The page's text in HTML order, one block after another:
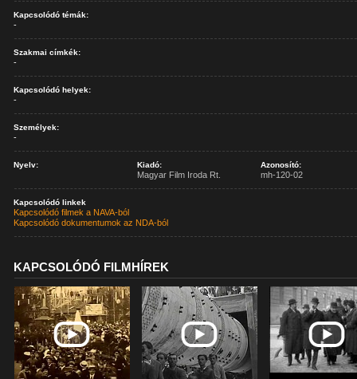
Kapcsolódó témák:
-
Szakmai címkék:
-
Kapcsolódó helyek:
-
Személyek:
-
Nyelv: Kiadó:
Magyar Film Iroda Rt.
Azonosító:
mh-120-02
Kapcsolódó linkek
Kapcsolódó filmek a NAVA-ból
Kapcsolódó dokumentumok az NDA-ból
KAPCSOLÓDÓ FILMHÍREK